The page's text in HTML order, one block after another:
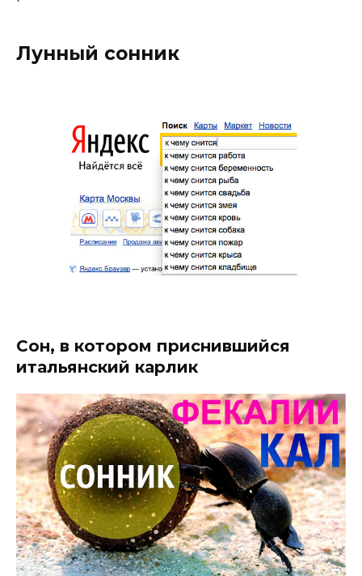
Лунный сонник
Сон, в котором приснившийся
итальянский карлик